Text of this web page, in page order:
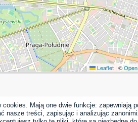
Leaflet | ©
cookies. Mają one dwie funkcje: zapewniają
nasze treści, zapisując i analizując